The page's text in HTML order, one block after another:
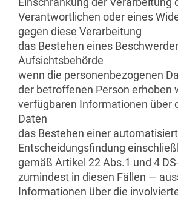
Verantwortlichen oder eines
gegen diese Verarbeitung
das Bestehen eines
Aufsichtsbehörde
wenn die personenbezogenen
der betroffenen Person erhoben
verfügbaren Informationen über
Daten
das Bestehen einer
Entscheidungsfindung
gemäß Artikel 22 Abs.1 und 4
zumindest in diesen Fällen —
Informationen über die